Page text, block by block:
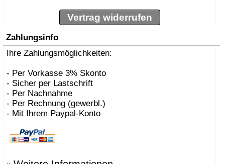
BOLLES+WILSON
»Bonetto, Rodolfo
»Bonucelli, Dante
»Borer, Carlo
» Bozzoli, Lorenza
Brogliato, Alberto
Bruno Houssin
Bruno Rainaldi
Büscher, Sebastian D
Carlo Borer
Carlo Costantini
Vertrag widerrufen
Zahlungsinfo
Ihre Zahlungsmöglichkeiten:
- Per Vorkasse 3% Skonto
- Sicher per Lastschrift
- Per Nachnahme
- Per Rechnung (gewerbl.)
- Mit Ihrem Paypal-Konto